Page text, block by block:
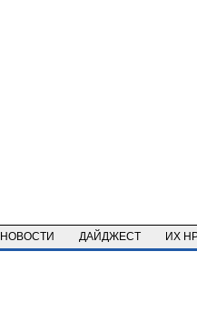
НОВОСТИ ДАЙДЖЕСТ ИХ